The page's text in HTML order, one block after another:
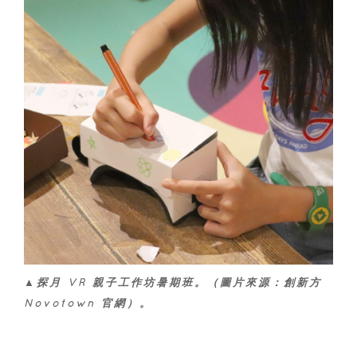
▲探月 VR 親子工作坊暑期班。（圖片來源：創新方
Novotown 官網）。